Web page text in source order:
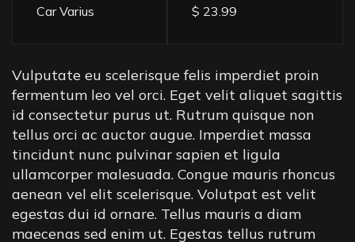
Car Varius $ 23.99
Vulputate eu scelerisque felis imperdiet proin
fermentum leo vel orci. Eget velit aliquet sagittis
id consectetur purus ut. Rutrum quisque non
tellus orci ac auctor augue. Imperdiet massa
tincidunt nunc pulvinar sapien et ligula
ullamcorper malesuada. Congue mauris rhoncus
aenean vel elit scelerisque. Volutpat est velit
egestas dui id ornare. Tellus mauris a diam
maecenas sed enim ut. Egestas tellus rutrum